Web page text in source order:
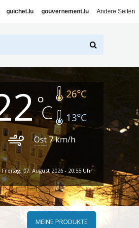
guichet.lu gouvernement.lu Andere Seiten
26°C
13°C
Ost7km/h
Freitag, 07. August 2026 - 20:55 Uhr
MEINE PRODUKTE